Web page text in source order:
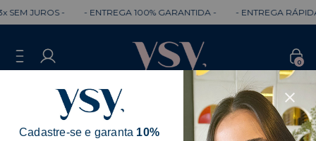
JUROS - - ENTREGA 100% GARANTIDA - - ENTREGA RÁPIDA
0
Cadastre-se e garanta 10%